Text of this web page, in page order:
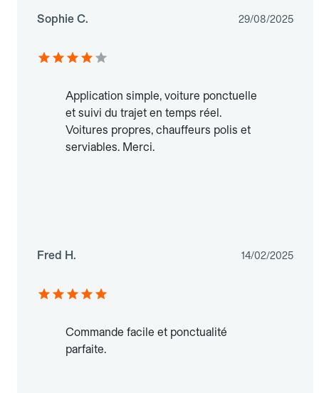
Sophie C. 29/08/2025
Application simple, voiture ponctuelle
et suivi du trajet en temps réel.
Voitures propres, chauffeurs polis et
serviables. Merci.
Fred H. 14/02/2025
Commande facile et ponctualité
parfaite.